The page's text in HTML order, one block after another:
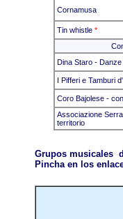
Cornamusa
Tin whistle *
Dina Staro - Danze
I Pifferi e Tamburi
Coro Bajolese -
Associazione
territorio
Grupos musicales
Pincha en los